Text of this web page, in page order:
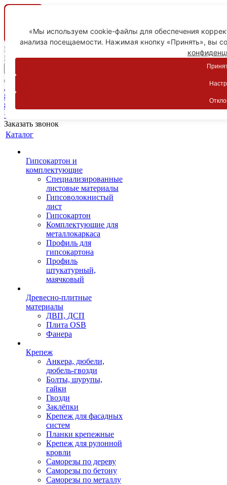
Ваш город
Пятигорск
Личный кабинет
8-800-775-59-89
8-800-775-59-89
+7 918 754-83-77
Заказать звонок
Каталог
Гипсокартон и
комплектующие
Специализированные
листовые материалы
Гипсоволокнистый
лист
Гипсокартон
Комплектующие для
металлокаркаса
Профиль для
гипсокартона
Профиль
штукатурный,
маячковый
Древесно-плитные
материалы
ДВП, ДСП
Плита OSB
Фанера
Крепеж
Анкера, дюбели,
дюбель-гвозди
Болты, шурупы,
гайки
Гвозди
Заклёпки
Крепеж для фасадных
систем
Планки крепежные
Крепеж для рулонной
кровли
Саморезы по дереву
Саморезы по бетону
Саморезы по металлу
«Мы используем cookie-файлы для обеспечения
анализа посещаемости. Нажимая кнопку «Принять», вы